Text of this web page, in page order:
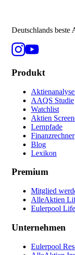
Deutschlands beste
Produkt
AAQS Studie
Watchlist
Aktien
Lernpfade
Finanzrechner
Blog
Lexikon
Premium
Mitglied
AlleAktien
Eulerpool
Unternehmen
Eulerpool